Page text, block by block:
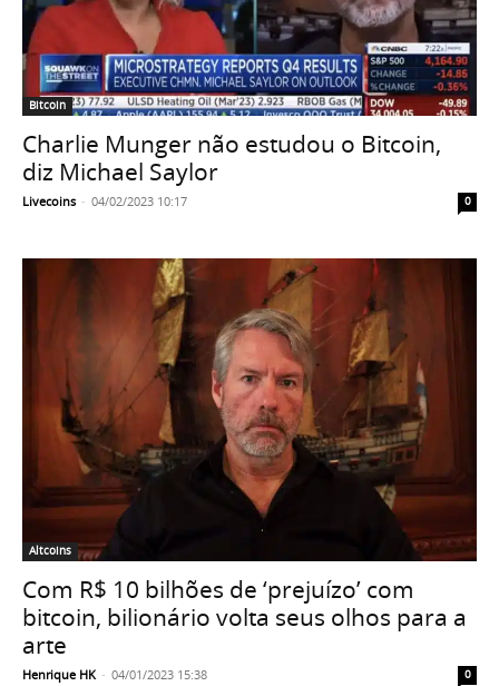
Bitcoin
Charlie Munger não estudou o Bitcoin,
diz Michael Saylor
Livecoins - 04/02/2023 10:17 0
Altcoins
Com R$ 10 bilhões de ‘prejuízo’ com
bitcoin, bilionário volta seus olhos para a
arte
Henrique HK - 04/01/2023 15:38 0